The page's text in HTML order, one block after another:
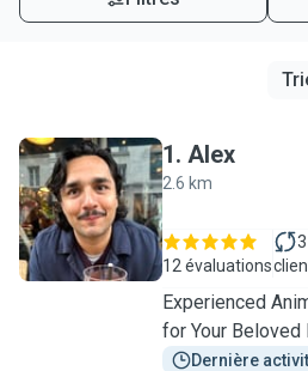
A
1. Alex
2.6 km
12 évaluations
3
Experienced
for Your Beloved
Dernière